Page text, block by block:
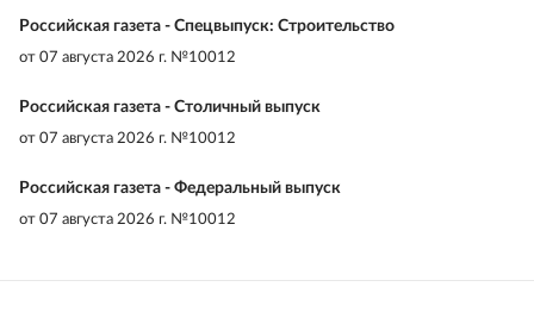
Российская газета - Спецвыпуск: Строительство
от 07 августа 2026 г. №10012
Российская газета - Столичный выпуск
от 07 августа 2026 г. №10012
Российская газета - Федеральный выпуск
от 07 августа 2026 г. №10012